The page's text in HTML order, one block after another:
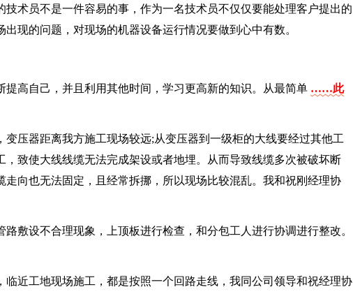
技术员不是一件容易的事，作为一名技术员不仅仅要能处理客户提出的
现的问题，对现场的机器设备运行情况要做到心中有数。
提高自己，并且利用其他时间，学习更高新的知识。从最简单 ……此
变压器距离我方施工现场较远;从变压器到一级柜的大线要经过其他工
，致使大线线缆无法完成架设或者地埋。从而导致线缆多次被破坏断
走向也无法固定，且经常拆挪，所以现场比较混乱。我和祝刚经理协
敷设不合理现象，上顶板进行检查，和分包工人进行协调进行整改。
临近工地现场施工，都是按照一个回路走线，我同公司领导和祝经理协